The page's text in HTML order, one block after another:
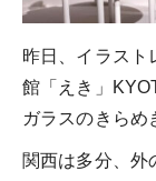
昨日、イラスト
館「えき」
ガラスのきらめ
関西は多分、外